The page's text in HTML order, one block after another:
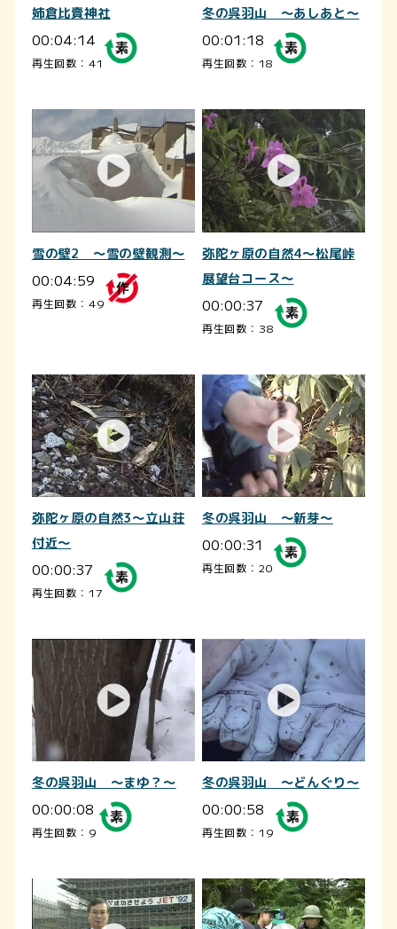
姉倉比賣神社
00:04:14
再生回数：41
冬の呉羽山 ～あしあと～
00:01:18
再生回数：18
雪の壁2 ～雪の壁観測～
00:04:59
再生回数：49
弥陀ヶ原の自然4～松尾峠
展望台コース～
00:00:37
再生回数：38
弥陀ヶ原の自然3～立山荘
付近～
00:00:37
再生回数：17
冬の呉羽山 ～新芽～
00:00:31
再生回数：20
冬の呉羽山 ～まゆ？～
00:00:08
再生回数：9
冬の呉羽山 ～どんぐり～
00:00:58
再生回数：19